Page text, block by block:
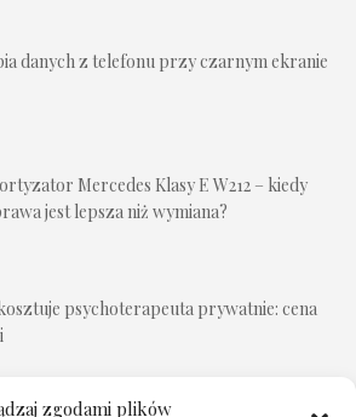
zgodami plików
danych z telefonu przy czarnym ekranie
Mercedes Klasy E W212 – kiedy
jest lepsza niż wymiana?
psychoterapeuta prywatnie: cena